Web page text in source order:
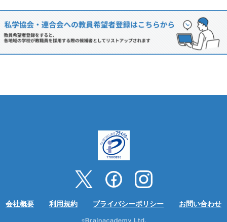
会社概要 利用規約 プライバシーポリシー お問い合わせ